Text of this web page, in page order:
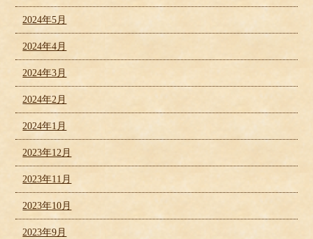
2024年5月
2024年4月
2024年3月
2024年2月
2024年1月
2023年12月
2023年11月
2023年10月
2023年9月